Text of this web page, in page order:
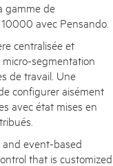
gamme de
avec Pensando.
centralisée et
segmentation
de travail. Une
configurer aisément
avec état mises en
event-based
that is customized